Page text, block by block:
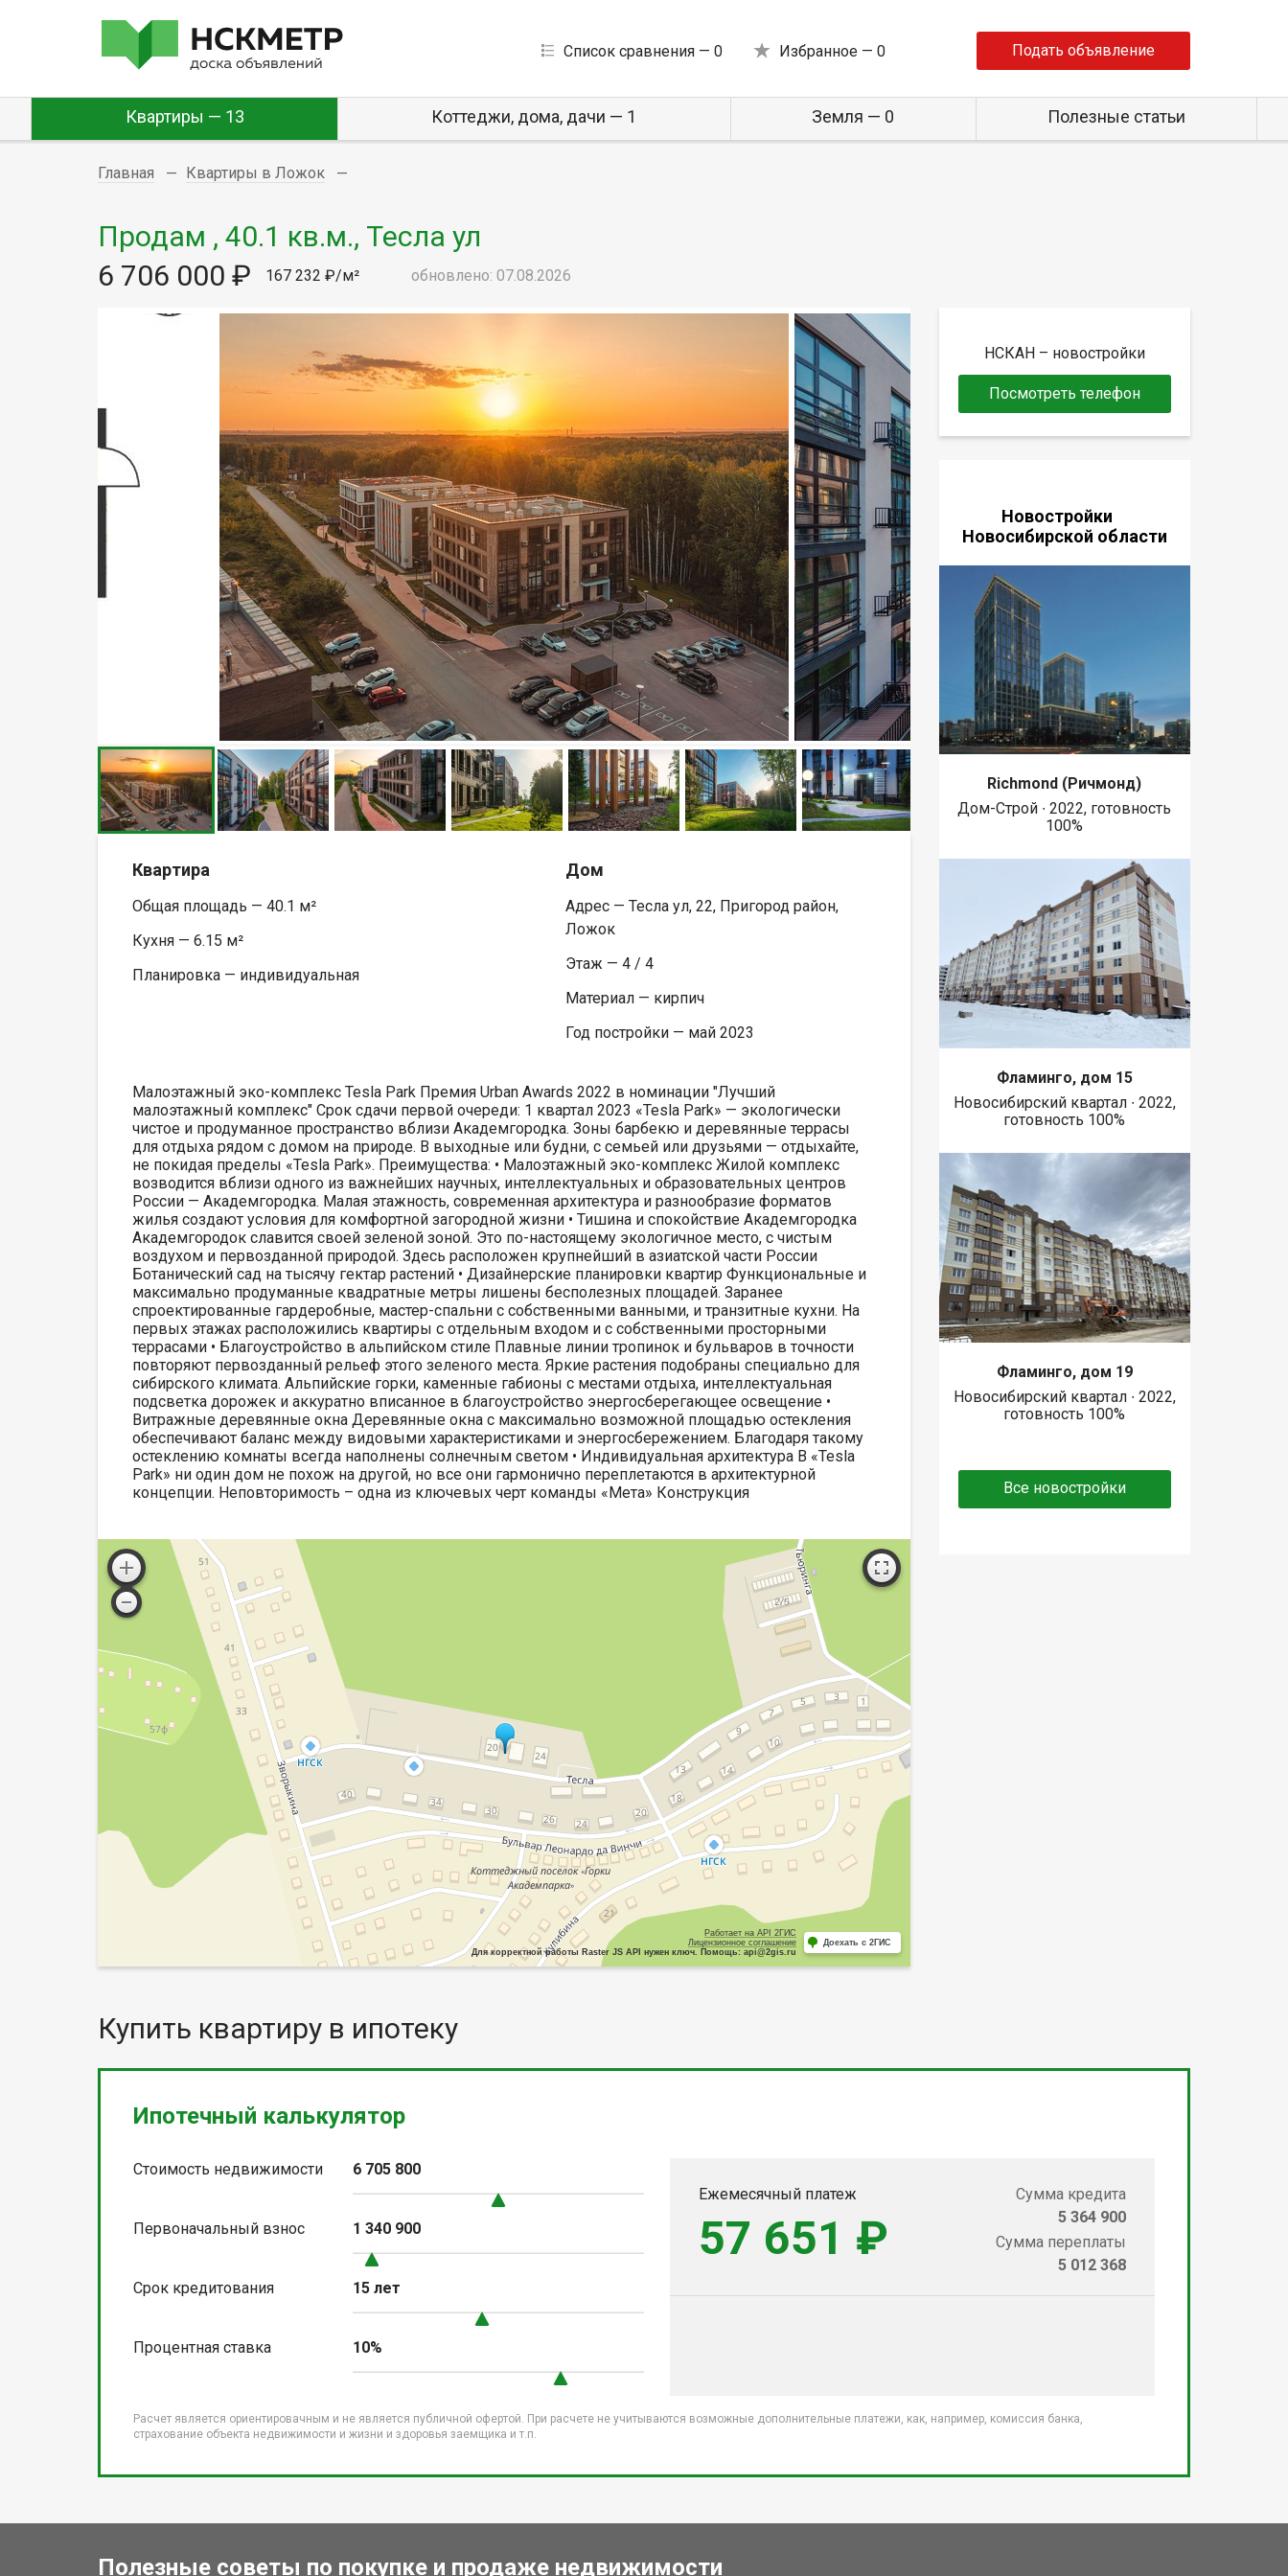
Список сравнения — 0 Избранное — 0 Подать объявление
Квартиры — 13 Коттеджи, дома, дачи — 1 Земля — 0 Полезные статьи
Главная Квартиры в Ложок
Продам , 40.1 кв.м., Тесла ул
6 706 000 ₽
167 232 ₽/м² обновлено: 07.08.2026
Квартира
Общая площадь — 40.1 м²
Кухня — 6.15 м²
Планировка — индивидуальная
Дом
Адрес — Тесла ул, 22, Пригород район,
Ложок
Этаж — 4 / 4
Материал — кирпич
Год постройки — май 2023
Малоэтажный эко-комплекс Tesla Park Премия Urban Awards 2022 в номинации "Лучший
малоэтажный комплекс" Срок сдачи первой очереди: 1 квартал 2023 «Tesla Park» — экологически
чистое и продуманное пространство вблизи Академгородка. Зоны барбекю и деревянные террасы
для отдыха рядом с домом на природе. В выходные или будни, с семьей или друзьями — отдыхайте,
не покидая пределы «Tesla Park». Преимущества: •‎ Малоэтажный эко-комплекс Жилой комплекс
возводится вблизи одного из важнейших научных, интеллектуальных и образовательных центров
России — Академгородка. Малая этажность, современная архитектура и разнообразие форматов
жилья создают условия для комфортной загородной жизни •‎ Тишина и спокойствие Академгородка
Академгородок славится своей зеленой зоной. Это по-настоящему экологичное место, с чистым
воздухом и первозданной природой. Здесь расположен крупнейший в азиатской части России
Ботанический сад на тысячу гектар растений •‎ Дизайнерские планировки квартир Функциональные и
максимально продуманные квадратные метры лишены бесполезных площадей. Заранее
спроектированные гардеробные, мастер-спальни с собственными ванными, и транзитные кухни. На
первых этажах расположились квартиры с отдельным входом и с собственными просторными
террасами •‎ Благоустройство в альпийском стиле Плавные линии тропинок и бульваров в точности
повторяют первозданный рельеф этого зеленого места. Яркие растения подобраны специально для
сибирского климата. Альпийские горки, каменные габионы с местами отдыха, интеллектуальная
подсветка дорожек и аккуратно вписанное в благоустройство энергосберегающее освещение •‎
Витражные деревянные окна Деревянные окна с максимально возможной площадью остекления
обеспечивают баланс между видовыми характеристиками и энергосбережением. Благодаря такому
остеклению комнаты всегда наполнены солнечным светом •‎ Индивидуальная архитектура В «Tesla
Park» ни один дом не похож на другой, но все они гармонично переплетаются в архитектурной
концепции. Неповторимость – одна из ключевых черт команды «Мета» Конструкция
Работает на API 2ГИС
Лицензионное соглашение
Для корректной работы Raster JS API нужен ключ. Помощь: api@2gis.ru
Доехать с 2ГИС
НСКАН – новостройки
Посмотреть телефон
Новостройки
Новосибирской области
Richmond (Ричмонд)
Дом-Строй ∙ 2022, готовность
100%
Фламинго, дом 15
Новосибирский квартал ∙ 2022,
готовность 100%
Фламинго, дом 19
Новосибирский квартал ∙ 2022,
готовность 100%
Все новостройки
Купить квартиру в ипотеку
Ипотечный калькулятор
Стоимость недвижимости 6 705 800
Первоначальный взнос 1 340 900
Срок кредитования 15 лет
Процентная ставка 10%
Ежемесячный платеж
57 651 ₽
Сумма кредита
5 364 900
Сумма переплаты
5 012 368
Расчет является ориентировачным и не является публичной офертой. При расчете не учитываются возможные дополнительные платежи, как, например, комиссия банка,
страхование объекта недвижимости и жизни и здоровья заемщика и т.п.
Полезные советы по покупке и продаже недвижимости